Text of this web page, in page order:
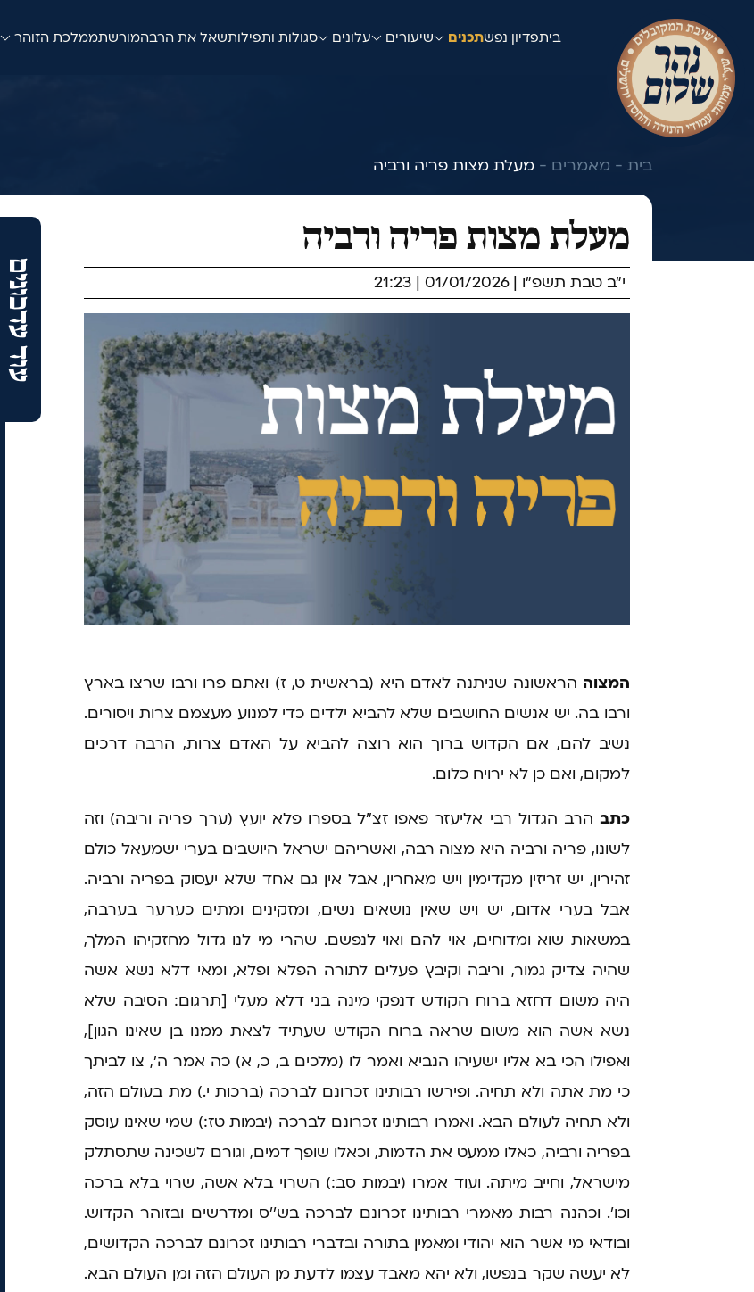
ממלכת הזוהרהמורשתשאל את הרבסגולות ותפילות עלונים שיעורים תכניםפדיון נפשבית
בית - מאמרים - מעלת מצות פריה ורביה
עוד עדכונים
מעלת מצות פריה ורביה
י"ב טבת תשפ"ו | 01/01/2026 | 21:23
המצוה הראשונה שניתנה לאדם היא (בראשית ט, ז) ואתם פרו ורבו שרצו בארץ
ורבו בה. יש אנשים החושבים שלא להביא ילדים כדי למנוע מעצמם צרות ויסורים.
נשיב להם, אם הקדוש ברוך הוא רוצה להביא על האדם צרות, הרבה דרכים
למקום, ואם כן לא ירויח כלום.
כתב הרב הגדול רבי אליעזר פאפו זצ"ל בספרו פלא יועץ (ערך פריה וריבה) וזה
לשונו, פריה ורביה היא מצוה רבה, ואשריהם ישראל היושבים בערי ישמעאל כולם
זהירין, יש זריזין מקדימין ויש מאחרין, אבל אין גם אחד שלא יעסוק בפריה ורביה.
אבל בערי אדום, יש ויש שאין נושאים נשים, ומזקינים ומתים כערער בערבה,
במשאות שוא ומדוחים, אוי להם ואוי לנפשם. שהרי מי לנו גדול מחזקיהו המלך,
שהיה צדיק גמור, וריבה וקיבץ פעלים לתורה הפלא ופלא, ומאי דלא נשא אשה
היה משום דחזא ברוח הקודש דנפקי מינה בני דלא מעלי [תרגום: הסיבה שלא
נשא אשה הוא משום שראה ברוח הקודש שעתיד לצאת ממנו בן שאינו הגון],
ואפילו הכי בא אליו ישעיהו הנביא ואמר לו (מלכים ב, כ, א) כה אמר ה', צו לביתך
כי מת אתה ולא תחיה. ופירשו רבותינו זכרונם לברכה (ברכות י.) מת בעולם הזה,
ולא תחיה לעולם הבא. ואמרו רבותינו זכרונם לברכה (יבמות טז:) שמי שאינו עוסק
בפריה ורביה, כאלו ממעט את הדמות, וכאלו שופך דמים, וגורם לשכינה שתסתלק
מישראל, וחייב מיתה. ועוד אמרו (יבמות סב:) השרוי בלא אשה, שרוי בלא ברכה
וכו'. וכהנה רבות מאמרי רבותינו זכרונם לברכה בש''ס ומדרשים ובזוהר הקדוש.
ובודאי מי אשר הוא יהודי ומאמין בתורה ובדברי רבותינו זכרונם לברכה הקדושים,
לא יעשה שקר בנפשו, ולא יהא מאבד עצמו לדעת מן העולם הזה ומן העולם הבא.